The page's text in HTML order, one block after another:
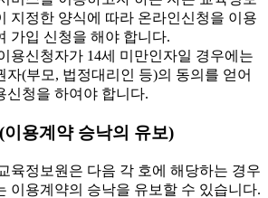
지정한 양식에 따라 온라인신청을 이용
가입 신청을 해야 합니다.
용신청자가 14세 미만인자일 경우에는
자(부모, 법정대리인 등)의 동의를 얻어
신청을 하여야 합니다.
이용계약 승낙의 유보)
육정보원은 다음 각 호에 해당하는 경우
이용계약의 승낙을 유보할 수 있습니다.